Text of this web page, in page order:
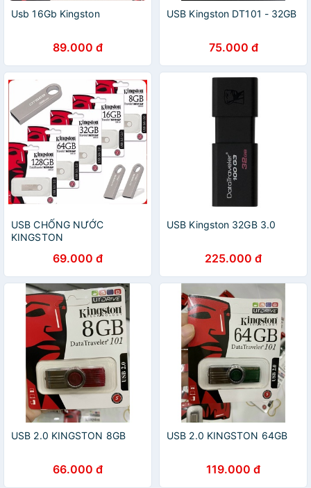
Usb 16Gb Kingston
89.000 đ
USB Kingston DT101 - 32GB
75.000 đ
USB CHỐNG NƯỚC
KINGSTON
69.000 đ
USB Kingston 32GB 3.0
225.000 đ
USB 2.0 KINGSTON 8GB
66.000 đ
USB 2.0 KINGSTON 64GB
119.000 đ